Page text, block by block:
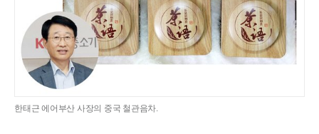
한태근 에어부산 사장의 중국 철관음차.